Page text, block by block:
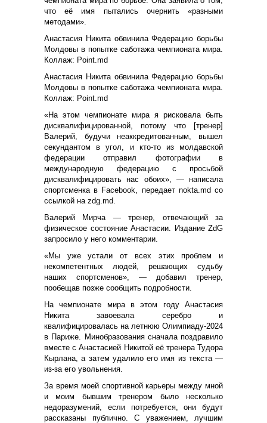
что её имя пытались очернить «разными
методами».
Анастасия Никита обвинила Федерацию борьбы
Молдовы в попытке саботажа чемпионата мира.
Коллаж: Point.md
Анастасия Никита обвинила Федерацию борьбы
Молдовы в попытке саботажа чемпионата мира.
Коллаж: Point.md
«На этом чемпионате мира я рисковала быть
дисквалифицированной, потому что [тренер]
Валерий, будучи неаккредитованным, вышел
секундантом в угол, и кто-то из молдавской
федерации отправил фотографии в
международную федерацию с просьбой
дисквалифицировать нас обоих», — написала
спортсменка в Facebook, передает nokta.md со
ссылкой на zdg.md.
Валерий Мирча — тренер, отвечающий за
физическое состояние Анастасии. Издание ZdG
запросило у него комментарии.
«Мы уже устали от всех этих проблем и
некомпетентных людей, решающих судьбу
наших спортсменов», — добавил тренер,
пообещав позже сообщить подробности.
На чемпионате мира в этом году Анастасия
Никита завоевала серебро и
квалифицировалась на летнюю Олимпиаду-2024
в Париже. Минобразования сначала поздравило
вместе с Анастасией Никитой её тренера Тудора
Кырлана, а затем удалило его имя из текста —
из-за его увольнения.
За время моей спортивной карьеры между мной
и моим бывшим тренером было несколько
недоразумений, если потребуется, они будут
рассказаны публично. С уважением, лучшим